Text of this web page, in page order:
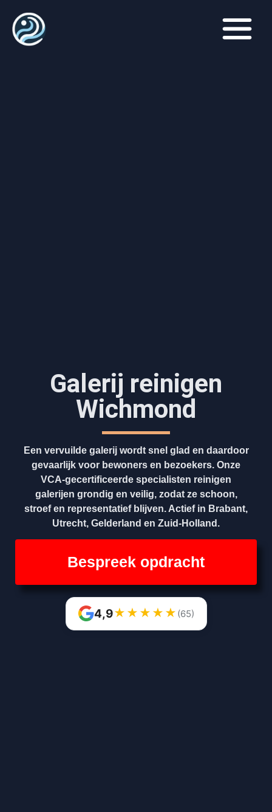
Galerij reinigen
Wichmond
Een vervuilde galerij wordt snel glad en daardoor
gevaarlijk voor bewoners en bezoekers. Onze
VCA-gecertificeerde specialisten reinigen
galerijen grondig en veilig, zodat ze schoon,
stroef en representatief blijven. Actief in Brabant,
Utrecht, Gelderland en Zuid-Holland.
Bespreek opdracht
4,9★ ★ ★ ★ ★ (65)